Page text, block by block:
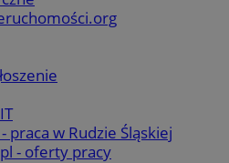
praca w Rudzie Śląskiej
- oferty pracy